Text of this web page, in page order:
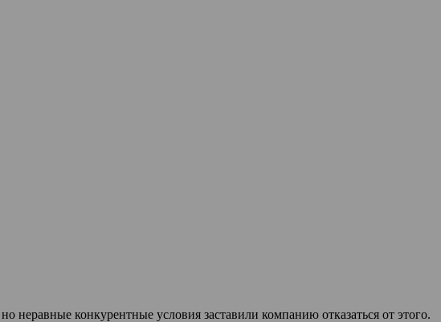
неравные конкурентные условия заставили компанию отказаться от этого.